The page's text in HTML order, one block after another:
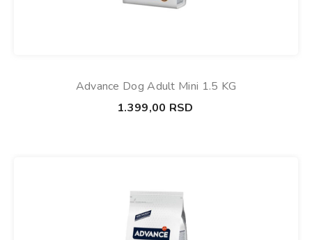
Advance Dog Adult Mini 1.5 KG
1.399,00 RSD